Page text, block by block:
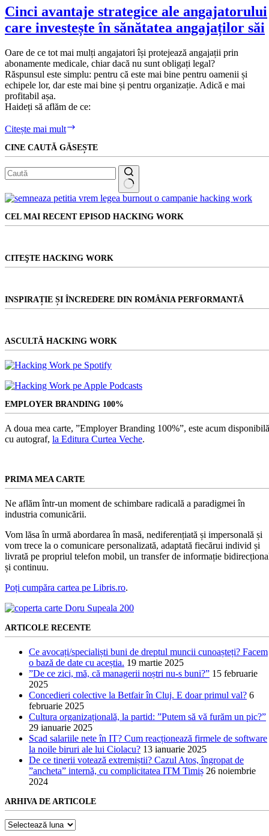
profesionale.
Cum
apar,
cum
ne
afectează
și
cum
putem
Cinci avantaje strategice ale angajatorului
care investește în sănătatea angajaților săi
Oare de ce tot mai mulți angajatori își protejează angajații prin
abonamente medicale, chiar dacă nu sunt obligați legal?
Răspunsul este simplu: pentru că este mai bine pentru oamenii și
echipele lor, dar este mai bine și pentru organizație. Adică e mai
profitabil așa.
Haideți să aflăm de ce:
Citește mai mult
strategice
ale
angajatorului
care
în
sănătatea
angajaților
CINE CAUTĂ GĂSEȘTE
Niciun
CEL MAI RECENT EPISOD HACKING WORK
CITEŞTE HACKING WORK
INSPIRAȚIE ȘI ÎNCREDERE DIN ROMÂNIA PERFORMANTĂ
ASCULTĂ HACKING WORK
EMPLOYER BRANDING 100%
A doua mea carte, ”Employer Branding 100%”, este acum
cu autograf, la Editura Curtea Veche.
PRIMA MEA CARTE
Ne aflăm într-un moment de schimbare radicală a paradigmei în
industria comunicării.
Vom lăsa în urmă abordarea în masă, nediferențiată și impersonală și
vom trece la o comunicare personalizată, adaptată fiecărui individ și
livrată pe propriul telefon mobil, un transfer de informație
și continuu.
Poți cumpăra cartea pe Libris.ro.
ARTICOLE RECENTE
Ce avocați/specialiști buni de dreptul muncii cunoașteți? Facem
o bază de date cu aceștia. 19 martie 2025
”De ce zici, mă, că managerii noștri nu-s buni?” 15 februarie
2025
Concedieri colective la Betfair în Cluj. E doar primul val? 6
februarie 2025
Cultura organizațională, la partid: ”Putem să vă furăm un pic?”
29 ianuarie 2025
Scad salariile nete în IT? Cum reacționează firmele de software
la noile biruri ale lui Ciolacu? 13 ianuarie 2025
De ce tinerii votează extremiștii? Cazul Atos, îngropat de
”ancheta” internă, cu complicitatea ITM Timiș 26 noiembrie
2024
ARHIVA DE ARTICOLE
Arhiva